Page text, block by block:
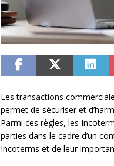
Les transactions
permet de sécuriser et
Parmi ces règles, les
parties dans le cadre d’un
Incoterms et de leur